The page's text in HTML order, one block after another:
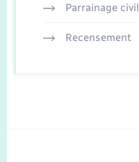
Parrainage civil
Recensement